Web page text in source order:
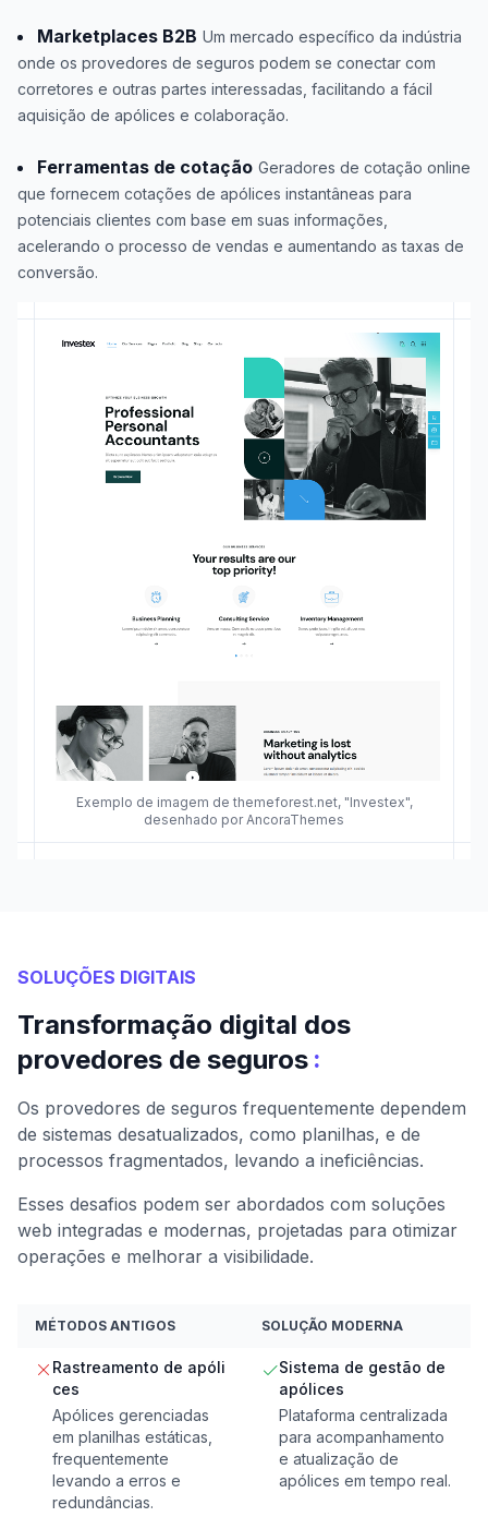
Exemplo de imagem de themeforest.net, "Investex",
desenhado por AncoraThemes
Marketplaces B2B Um mercado específico da indústria
onde os provedores de seguros podem se conectar com
corretores e outras partes interessadas, facilitando a fácil
aquisição de apólices e colaboração.
Ferramentas de cotação Geradores de cotação online
que fornecem cotações de apólices instantâneas para
potenciais clientes com base em suas informações,
acelerando o processo de vendas e aumentando as taxas de
conversão.
SOLUÇÕES DIGITAIS
Transformação digital dos
provedores de seguros :
Os provedores de seguros frequentemente dependem
de sistemas desatualizados, como planilhas, e de
processos fragmentados, levando a ineficiências.
Esses desafios podem ser abordados com soluções
web integradas e modernas, projetadas para otimizar
operações e melhorar a visibilidade.
MÉTODOS ANTIGOS SOLUÇÃO MODERNA
Rastreamento de apóli
ces
Apólices gerenciadas
em planilhas estáticas,
frequentemente
levando a erros e
redundâncias.
Sistema de gestão de
apólices
Plataforma centralizada
para acompanhamento
e atualização de
apólices em tempo real.